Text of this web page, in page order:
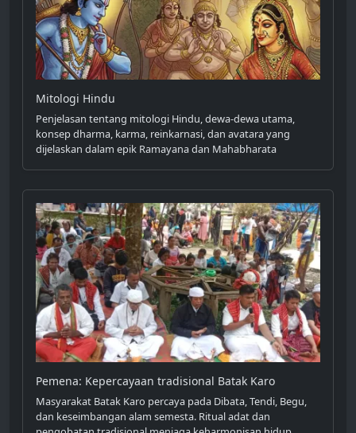
Mitologi Hindu
Penjelasan tentang mitologi Hindu, dewa-dewa utama,
konsep dharma, karma, reinkarnasi, dan avatara yang
dijelaskan dalam epik Ramayana dan Mahabharata
Pemena: Kepercayaan tradisional Batak Karo
Masyarakat Batak Karo percaya pada Dibata, Tendi, Begu,
dan keseimbangan alam semesta. Ritual adat dan